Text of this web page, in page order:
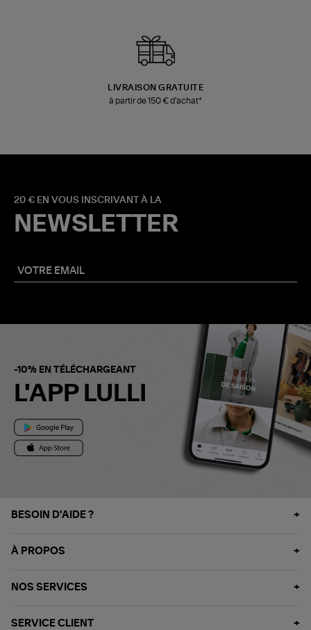
LIVRAISON GRATUITE
à partir de 150 € d'achat*
20 € EN VOUS INSCRIVANT À LA
NEWSLETTER
-10% EN TÉLÉCHARGEANT
L'APP LULLI
BESOIN D'AIDE ?
À PROPOS
NOS SERVICES
SERVICE CLIENT